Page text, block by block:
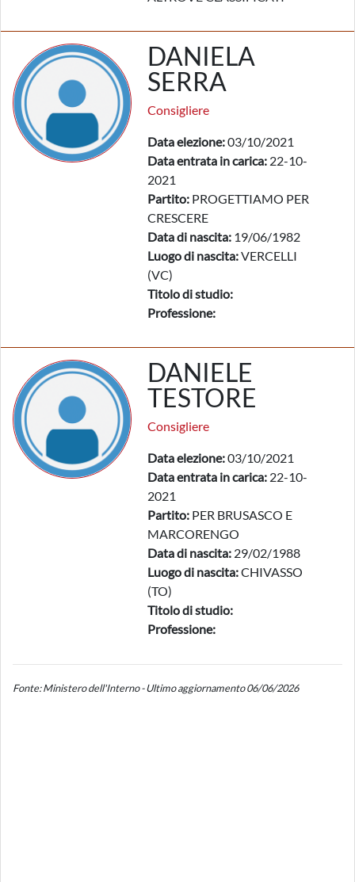
DANIELA
SERRA
Consigliere
Data elezione:03/10/2021
Data entrata in carica: 22-10-
2021
Partito: PROGETTIAMO PER
CRESCERE
Data di nascita: 19/06/1982
Luogo di nascita:VERCELLI
(VC)
Titolo di studio:
Professione:
DANIELE
TESTORE
Consigliere
Data elezione:03/10/2021
Data entrata in carica: 22-10-
2021
Partito: PER BRUSASCO E
MARCORENGO
Data di nascita: 29/02/1988
Luogo di nascita:CHIVASSO
(TO)
Titolo di studio:
Professione:
Fonte: Ministero dell'Interno - Ultimo aggiornamento 06/06/2026